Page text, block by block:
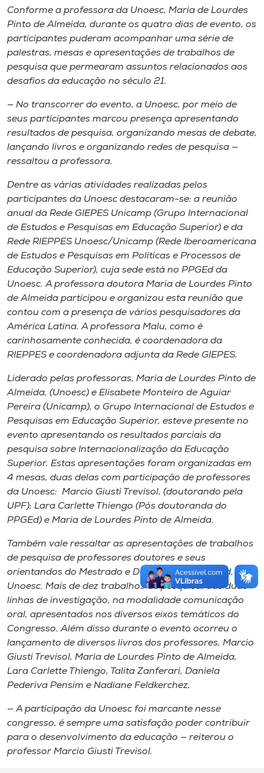
Conforme a professora da Unoesc, Maria de Lourdes
Pinto de Almeida, durante os quatro dias de evento, os
participantes puderam acompanhar uma série de
palestras, mesas e apresentações de trabalhos de
pesquisa que permearam assuntos relacionados aos
desafios da educação no século 21.
— No transcorrer do evento, a Unoesc, por meio de
seus participantes marcou presença apresentando
resultados de pesquisa, organizando mesas de debate,
lançando livros e organizando redes de pesquisa —
ressaltou a professora.
Dentre as várias atividades realizadas pelos
participantes da Unoesc destacaram-se: a reunião
anual da Rede GIEPES Unicamp (Grupo Internacional
de Estudos e Pesquisas em Educação Superior) e da
Rede RIEPPES Unoesc/Unicamp (Rede Iberoamericana
de Estudos e Pesquisas em Políticas e Processos de
Educação Superior), cuja sede está no PPGEd da
Unoesc. A professora doutora Maria de Lourdes Pinto
de Almeida participou e organizou esta reunião que
contou com a presença de vários pesquisadores da
América Latina. A professora Malu, como é
carinhosamente conhecida, é coordenadora da
RIEPPES e coordenadora adjunta da Rede GIEPES.
Liderado pelas professoras, Maria de Lourdes Pinto de
Almeida, (Unoesc) e Elisabete Monteiro de Aguiar
Pereira (Unicamp), o Grupo Internacional de Estudos e
Pesquisas em Educação Superior, esteve presente no
evento apresentando os resultados parciais da
pesquisa sobre Internacionalização da Educação
Superior. Estas apresentações foram organizadas em
4 mesas, duas delas com participação de professores
da Unoesc: Marcio Giusti Trevisol, (doutorando pela
UPF); Lara Carlette Thiengo (Pós doutoranda do
PPGEd) e Maria de Lourdes Pinto de Almeida.
Também vale ressaltar as apresentações de trabalhos
de pesquisa de professores doutores e seus
orientandos do Mestrado e Doutorado do PPGEd,
Unoesc. Mais de dez trabalhos de pesquisa, das duas
linhas de investigação, na modalidade comunicação
oral, apresentados nos diversos eixos temáticos do
Congresso. Além disso durante o evento ocorreu o
lançamento de diversos livros dos professores, Marcio
Giusti Trevisol, Maria de Lourdes Pinto de Almeida,
Lara Carlette Thiengo, Talita Zanferari, Daniela
Pederiva Pensim e Nadiane Feldkerchez,
— A participação da Unoesc foi marcante nesse
congresso, é sempre uma satisfação poder contribuir
para o desenvolvimento da educação — reiterou o
professor Marcio Giusti Trevisol.